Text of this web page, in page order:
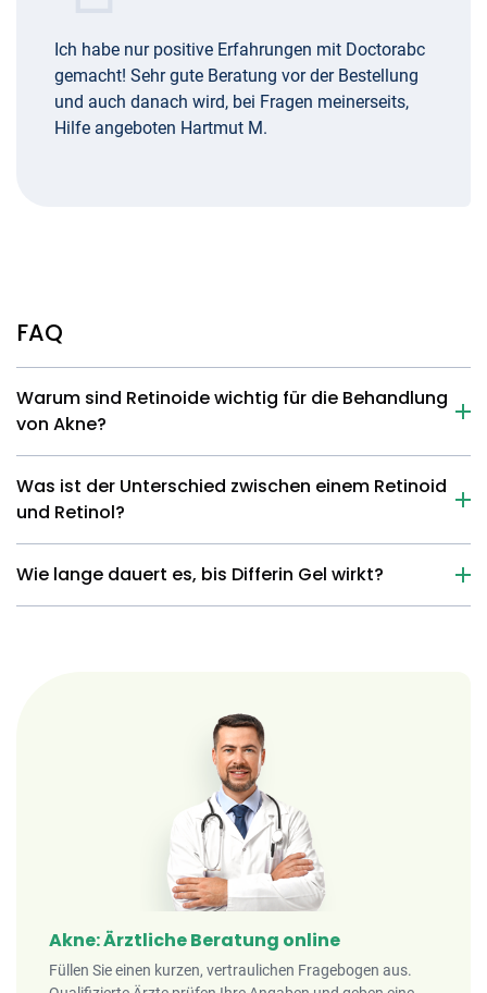
Ich habe nur positive Erfahrungen mit Doctorabc
gemacht! Sehr gute Beratung vor der Bestellung
und auch danach wird, bei Fragen meinerseits,
Hilfe angeboten Hartmut M.
FAQ
Warum sind Retinoide wichtig für die Behandlung
von Akne?
Was ist der Unterschied zwischen einem Retinoid
und Retinol?
Wie lange dauert es, bis Differin Gel wirkt?
Akne: Ärztliche Beratung online
Füllen Sie einen kurzen, vertraulichen Fragebogen aus.